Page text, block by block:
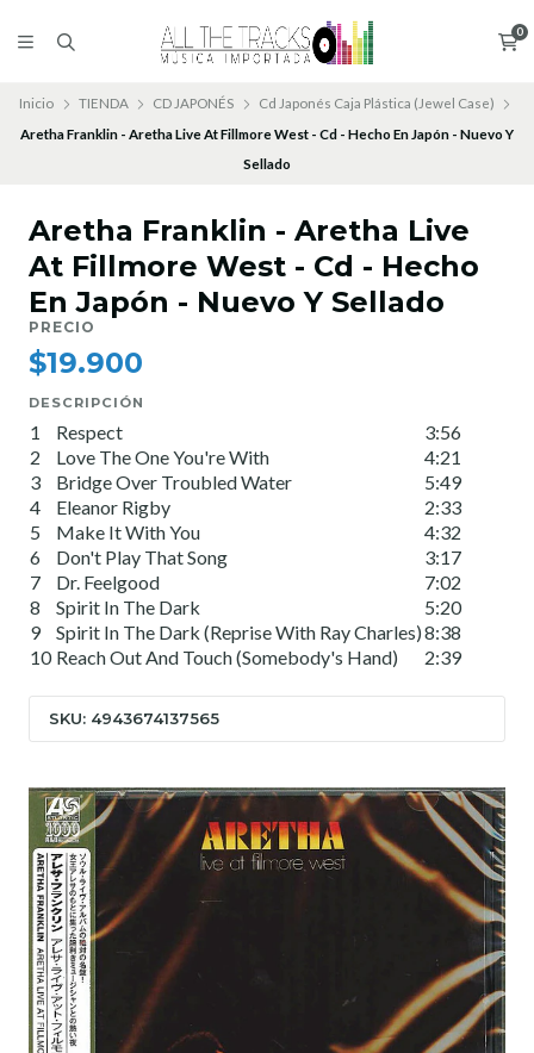
0
Inicio TIENDA CD JAPONÉS
Cd Japonés Caja Plástica (Jewel Case)
Aretha Franklin - Aretha Live At Fillmore West - Cd - Hecho En Japón - Nuevo Y
Sellado
Aretha Franklin - Aretha Live
At Fillmore West - Cd - Hecho
En Japón - Nuevo Y Sellado
PRECIO
$19.900
DESCRIPCIÓN
1 Respect
3:56
2
Love The One You're With
4:21
3
Bridge Over Troubled Water
5:49
4
Eleanor Rigby
2:33
5
Make It With You
4:32
6
Don't Play That Song
3:17
7
Dr. Feelgood
7:02
8
Spirit In The Dark
5:20
9
Spirit In The Dark (Reprise With Ray Charles)8:38
10 Reach Out And Touch (Somebody's Hand) 2:39
SKU: 4943674137565